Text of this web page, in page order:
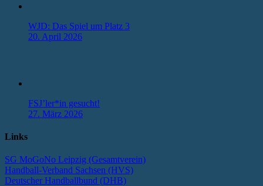
WJD: Das Spiel um Platz 3
20. April 2026
FSJ’ler*in gesucht!
27. März 2026
Links
SG MoGoNo Leipzig (Gesamtverein)
Handball-Verband Sachsen (HVS)
Deutscher Handballbund (DHB)